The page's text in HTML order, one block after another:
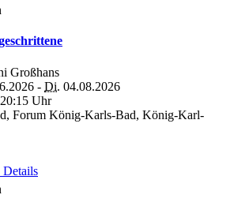
Großhans
- Di. 04.08.2026
Uhr
Forum König-Karls-Bad, König-Karl-
Details